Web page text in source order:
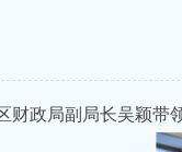
政局副局长吴颖带